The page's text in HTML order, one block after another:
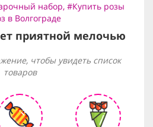
набор, #Купить розы
в Волгограде
приятной мелочью
чтобы увидеть список
товаров